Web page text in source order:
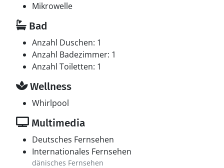
Mikrowelle
Bad
Anzahl Duschen: 1
Anzahl Badezimmer: 1
Anzahl Toiletten: 1
Wellness
Whirlpool
Multimedia
Deutsches Fernsehen
Internationales Fernsehen
dänisches Fernsehen